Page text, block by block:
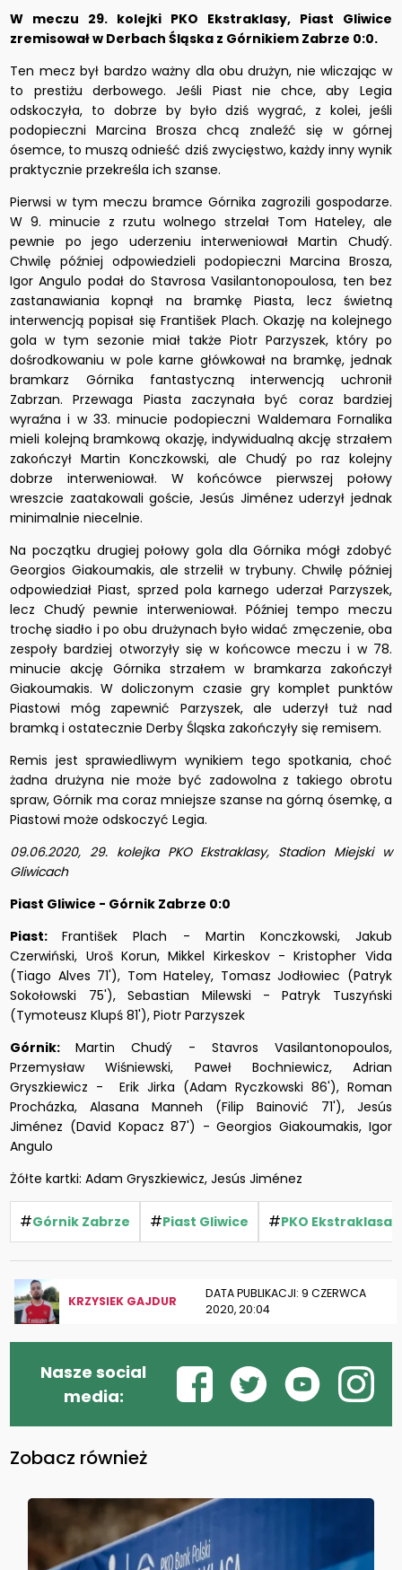
W meczu 29. kolejki PKO Ekstraklasy, Piast Gliwice
zremisował w Derbach Śląska z Górnikiem Zabrze 0:0.
Ten mecz był bardzo ważny dla obu drużyn, nie wliczając w
to prestiżu derbowego. Jeśli Piast nie chce, aby Legia
odskoczyła, to dobrze by było dziś wygrać, z kolei, jeśli
podopieczni Marcina Brosza chcą znaleźć się w górnej
ósemce, to muszą odnieść dziś zwycięstwo, każdy inny wynik
praktycznie przekreśla ich szanse.
Pierwsi w tym meczu bramce Górnika zagrozili gospodarze.
W 9. minucie z rzutu wolnego strzelał Tom Hateley, ale
pewnie po jego uderzeniu interweniował Martin Chudý.
Chwilę później odpowiedzieli podopieczni Marcina Brosza,
Igor Angulo podał do Stavrosa Vasilantonopoulosa, ten bez
zastanawiania kopnął na bramkę Piasta, lecz świetną
interwencją popisał się František Plach. Okazję na kolejnego
gola w tym sezonie miał także Piotr Parzyszek, który po
dośrodkowaniu w pole karne główkował na bramkę, jednak
bramkarz Górnika fantastyczną interwencją uchronił
Zabrzan. Przewaga Piasta zaczynała być coraz bardziej
wyraźna i w 33. minucie podopieczni Waldemara Fornalika
mieli kolejną bramkową okazję, indywidualną akcję strzałem
zakończył Martin Konczkowski, ale Chudý po raz kolejny
dobrze interweniował. W końcówce pierwszej połowy
wreszcie zaatakowali goście, Jesús Jiménez uderzył jednak
minimalnie niecelnie.
Na początku drugiej połowy gola dla Górnika mógł zdobyć
Georgios Giakoumakis, ale strzelił w trybuny. Chwilę później
odpowiedział Piast, sprzed pola karnego uderzał Parzyszek,
lecz Chudý pewnie interweniował. Później tempo meczu
trochę siadło i po obu drużynach było widać zmęczenie, oba
zespoły bardziej otworzyły się w końcowce meczu i w 78.
minucie akcję Górnika strzałem w bramkarza zakończył
Giakoumakis. W doliczonym czasie gry komplet punktów
Piastowi móg zapewnić Parzyszek, ale uderzył tuż nad
bramką i ostatecznie Derby Śląska zakończyły się remisem.
Remis jest sprawiedliwym wynikiem tego spotkania, choć
żadna drużyna nie może być zadowolna z takiego obrotu
spraw, Górnik ma coraz mniejsze szanse na górną ósemkę, a
Piastowi może odskoczyć Legia.
09.06.2020, 29. kolejka PKO Ekstraklasy, Stadion Miejski w
Gliwicach
Piast Gliwice - Górnik Zabrze 0:0
Piast:František Plach - Martin Konczkowski, Jakub
Czerwiński, Uroš Korun, Mikkel Kirkeskov - Kristopher Vida
(Tiago Alves 71'), Tom Hateley, Tomasz Jodłowiec (Patryk
Sokołowski 75'), Sebastian Milewski - Patryk Tuszyński
(Tymoteusz Klupś 81'), Piotr Parzyszek
Górnik:Martin Chudý - Stavros Vasilantonopoulos,
Przemysław Wiśniewski, Paweł Bochniewicz, Adrian
Gryszkiewicz - Erik Jirka (Adam Ryczkowski 86'), Roman
Procházka, Alasana Manneh (Filip Bainović 71'), Jesús
Jiménez (David Kopacz 87') - Georgios Giakoumakis, Igor
Angulo
Żółte kartki: Adam Gryszkiewicz, Jesús Jiménez
#Górnik Zabrze #Piast Gliwice #PKO Ekstraklasa
KRZYSIEK GAJDUR
DATA PUBLIKACJI: 9 CZERWCA
2020, 20:04
Nasze social
media:
Zobacz również